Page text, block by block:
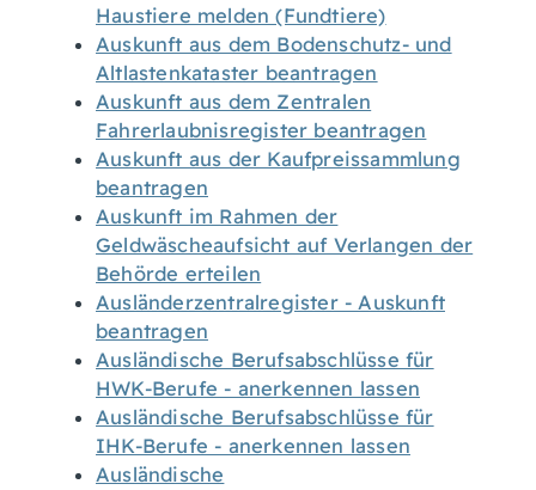
Haustiere melden (Fundtiere)
Auskunft aus dem Bodenschutz- und
Altlastenkataster beantragen
Auskunft aus dem Zentralen
Fahrerlaubnisregister beantragen
Auskunft aus der Kaufpreissammlung
beantragen
Auskunft im Rahmen der
Geldwäscheaufsicht auf Verlangen der
Behörde erteilen
Ausländerzentralregister - Auskunft
beantragen
Ausländische Berufsabschlüsse für
HWK-Berufe - anerkennen lassen
Ausländische Berufsabschlüsse für
IHK-Berufe - anerkennen lassen
Ausländische